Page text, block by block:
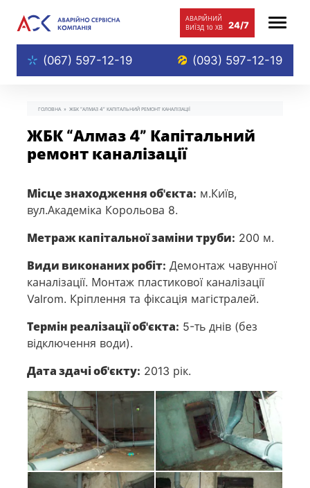
АВАРIЙНИЙ
ВИЇЗД 10 ХВ 24/7
(067) 597-12-19 (093) 597-12-19
ГОЛОВНА » ЖБК “АЛМАЗ 4” КАПІТАЛЬНИЙ РЕМОНТ КАНАЛІЗАЦІЇ
ЖБК “Алмаз 4” Капітальний
ремонт каналізації
Місце знаходження об'єкта: м.Київ,
вул.Академіка Корольова 8.
Метраж капітальної заміни труби: 200 м.
Види виконаних робіт: Демонтаж чавунної
каналізації. Монтаж пластикової каналізації
Valrom. Кріплення та фіксація магістралей.
Термін реалізації об'єкта: 5-ть днів (без
відключення води).
Дата здачі об'єкту: 2013 рік.